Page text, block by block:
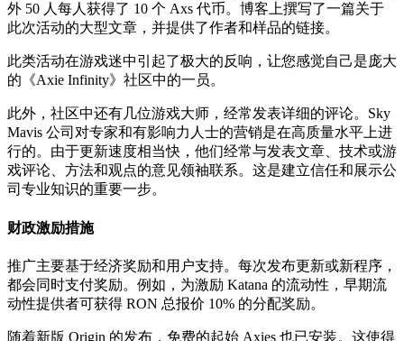
外 50 人每人获得了 10 个 Axs 代币。博客上撰写了一篇关于
此次活动的大型文章，并提供了作者和样品的链接。
此类活动在游戏迷中引起了极大的反响，让您感觉自己是庞大
的《Axie Infinity》社区中的一员。
此外，社区中还有几位游戏大师，经常发表详细的评论。Sky
Mavis 公司对专家和有影响力人士的营销是在高质量水平上进
行的。由于更新速度相当快，他们经常与发表文章、技术或游
戏评论、方法和观点的意见领袖联系。这是建立信任和展示公
司专业知识的重要一步。
财政激励措施
推广主要基于经济奖励和用户支持。每次发布更新或新程序，
都会同时支付奖励。例如，为激励 Katana 的流动性，早期流
动性提供者可获得 RON 总报价 10% 的分配奖励。
随着新版 Origin 的发布，免费的起始 Axies 也已安装。这使得